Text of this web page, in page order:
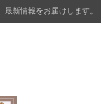
最新情報をお届けします。